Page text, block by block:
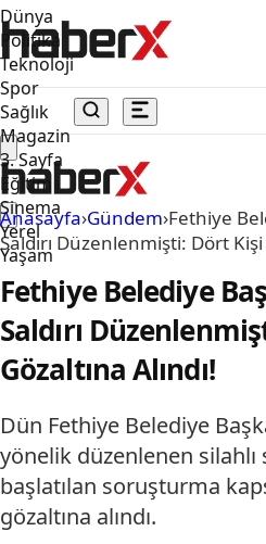
Dünya
Politika
Teknoloji
Spor
Sağlık
Magazin
3. Sayfa
Eğitim
Sinema
Yerel
Yaşam
Anasayfa›Gündem›Fethiye
Saldırı Düzenlenmişti: Dört Kişi
Fethiye Belediye
Saldırı
Gözaltına Alındı!
Dün Fethiye Belediye
yönelik düzenlenen silahlı
başlatılan soruşturma
gözaltına alındı.